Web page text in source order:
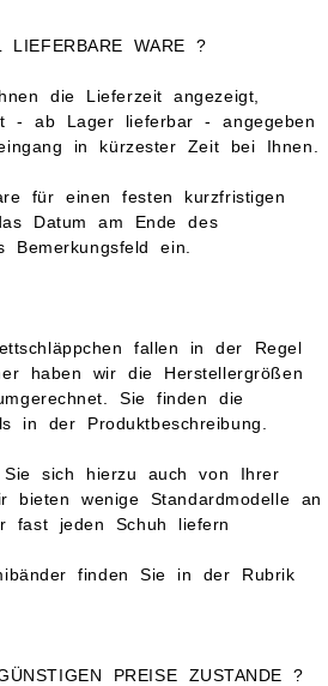
LIEFERBARE WARE ?
die Lieferzeit angezeigt,
- ab Lager lieferbar - angegeben
in kürzester Zeit bei Ihnen.
für einenfesten kurzfristigen
Datum am Ende des
Bemerkungsfeld ein.
fallen in der Regel
haben wir die Herstellergrößen
Sie finden die
in der Produktbeschreibung.
Sie sich hierzu auch von Ihrer
bieten wenige Standardmodelle an
fast jeden Schuh liefern
finden Sie in der Rubrik
PREISE ZUSTANDE ?